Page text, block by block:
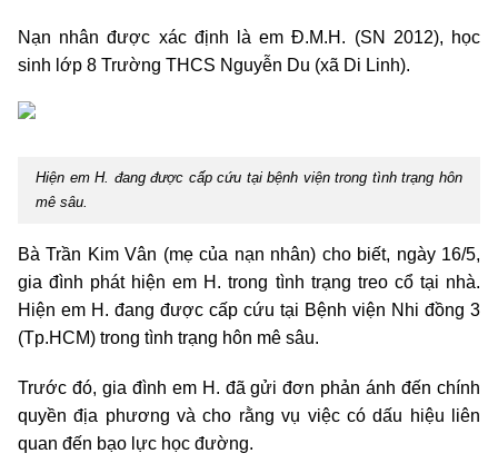
Nạn nhân được xác định là em Đ.M.H. (SN 2012), học
sinh lớp 8 Trường THCS Nguyễn Du (xã Di Linh).
Hiện em H. đang được cấp cứu tại bệnh viện trong tình trạng hôn
mê sâu.
Bà Trần Kim Vân (mẹ của nạn nhân) cho biết, ngày 16/5,
gia đình phát hiện em H. trong tình trạng treo cổ tại nhà.
Hiện em H. đang được cấp cứu tại Bệnh viện Nhi đồng 3
(Tp.HCM) trong tình trạng hôn mê sâu.
Trước đó, gia đình em H. đã gửi đơn phản ánh đến chính
quyền địa phương và cho rằng vụ việc có dấu hiệu liên
quan đến bạo lực học đường.